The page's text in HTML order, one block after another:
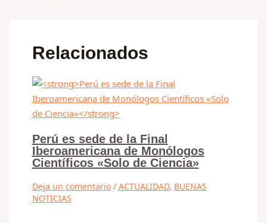
Relacionados
Perú es sede de la Final
Iberoamericana de Monólogos
Científicos «Solo de Ciencia»
Deja un comentario / ACTUALIDAD, BUENAS
NOTICIAS